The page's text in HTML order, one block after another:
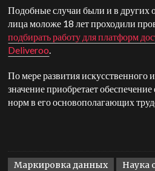
Подобные случаи были и в других
лица моложе 18 лет проходили
подбирать работу для платформ
Deliveroo.
По мере развития искусственного
значение приобретает
норм в его основополагающих
Маркировка данных Наука